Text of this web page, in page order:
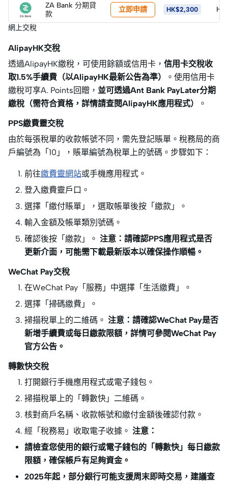
ZA Bank 分期貸
款
立即申請 HK$2,300
網上交稅
AlipayHK交稅
透過AlipayHK繳稅，可使用餘額或信用卡， 信用卡交稅收
取1.5%手續費（以AlipayHK最新公告為準）
。使用信用卡
繳稅可享A. Points回贈， 並可透過Ant Bank PayLater分期
繳稅（需符合資格，詳情請查閱AlipayHK應用程式）
。
PPS繳費靈交稅
由於每張稅單的收款帳號不同，需先登記賬單。稅務局的商
戶編號為「10」，賬單編號為稅單上的號碼。步驟如下：
前往繳費靈網站或手機應用程式。
登入繳費靈戶口。
選擇「繳付賬單」，選取帳單後按「繳款」。
輸入金額及帳單類別號碼。
確認後按「繳款」。 注意：請確認PPS應用程式是否
更新介面，可能需下載最新版本以確保操作順暢。
WeChat Pay交稅
在WeChat Pay「服務」中選擇「生活繳費」。
選擇「掃碼繳費」。
掃描稅單上的二維碼。 注意：請確認WeChat Pay是否
新增手續費或每日繳款限額，詳情可參閱WeChat Pay
官方公告。
轉數快交稅
打開銀行手機應用程式或電子錢包。
掃描稅單上的「轉數快」二維碼。
核對商戶名稱、收款帳號和繳付金額後確認付款。
經「稅務易」收取電子收據。 注意：
請檢查您使用的銀行或電子錢包的「轉數快」每日繳款
限額，確保帳戶有足夠資金。
2025年起，部分銀行可能支援周末即時交易，建議查